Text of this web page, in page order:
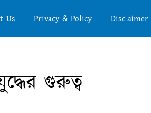
Us Privacy & Policy Disclaimer
গুরুত্ব